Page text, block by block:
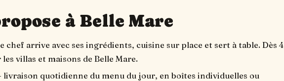
à Belle Mare
chef arrive avec ses ingrédients, cuisine sur place et sert à table. Dès 4
villas et maisons de Belle Mare.
livraison quotidienne du menu du jour, en boîtes individuelles ou